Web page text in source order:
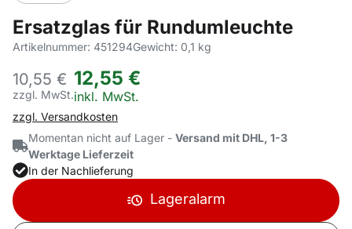
Ersatzglas für Rundumleuchte
Artikelnummer: 451294Gewicht: 0,1 kg
10,55 €
zzgl. MwSt.
12,55 €
Steuerhinweis:
inkl. MwSt.
zzgl. Versandkosten
Momentan nicht auf Lager - Versand mit DHL, 1-3
Werktage Lieferzeit
In der Nachlieferung
Lageralarm